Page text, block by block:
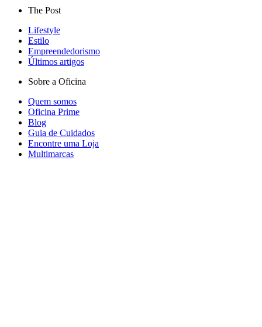
The Post
Lifestyle
Estilo
Empreendedorismo
Últimos artigos
Sobre a Oficina
Quem somos
Oficina Prime
Blog
Guia de Cuidados
Encontre uma Loja
Multimarcas